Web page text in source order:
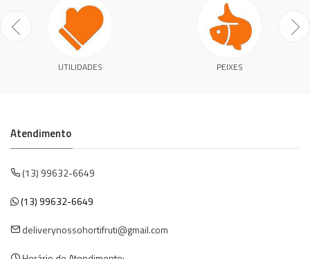
UTILIDADES PEIXES
Atendimento
(13) 99632-6649
(13) 99632-6649
deliverynossohortifruti@gmail.com